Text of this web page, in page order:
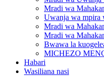
Mradi wa
Uwanja wa mpira
Mradi wa
Mradi wa
Bwawa la
MICHEZO
Habari
Wasiliana nasi